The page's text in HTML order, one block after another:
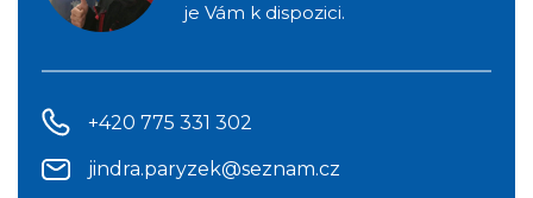
je Vám k dispozici.
+420 775 331 302
jindra.paryzek@seznam.cz